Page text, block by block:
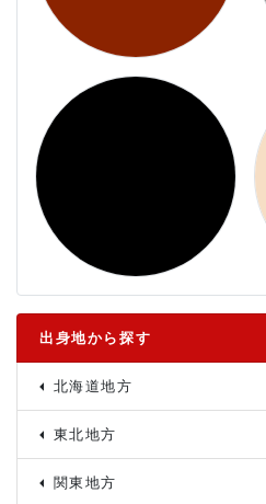
出身地から探す
北海道地方
東北地方
関東地方